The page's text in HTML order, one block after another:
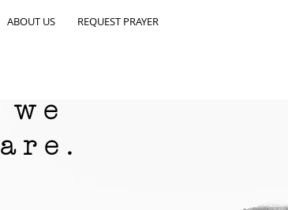
ABOUT US REQUEST PRAYER
we
are.